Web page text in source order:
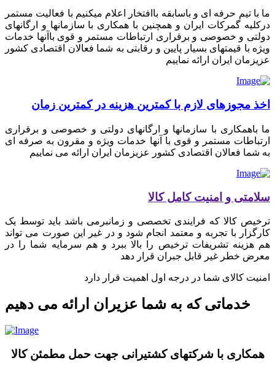
ما با تیم حرفه ای و باسابقه باافتخار اعلام میکنیم با فعالیت مستمر
درکلیه گمرکات ایران و همچنین با همکاری با سازمانها و ارگانهای
دولتی و خصوصی و برقراری ارتباطات مستمر و قوی باآنها خدمات
ویژه با قیمتهای بسیار پایین و رقابتی به شما فعالان اقتصادی کشور
عزیزمان ایران ارائه نماییم
اخذ مجوزهای لازم با کمترین هزینه در کمترین زمان
ما باهمکاری با سازمانها و ارگانهای دولتی و خصوصی و برقراری
ارتباطات مستمر و قوی با آنها خدمات ویژه و مقرون به صرفه ای
به شما فعالان اقتصادی کشور عزیزمان ایران ارائه می نماییم
سلامتی و امنیت کامل کالا
ترخیص کالا که فرایندی تخصصی و زمانبرمی باشد باید توسط یک
کارگزار با تجربه و معتمد انجام شود و در غیر این صورت می تواند
هم هزینه تشریفات ترخیص را بالا ببرد و هم سرمایه شما را در
معرض خطر غیر قابل جبران قرار دهد
امنیت کالای شما در درجه اول اهمیت قرار دارد
خدماتی که به شما عزیران ارائه می دهیم
همکاری با شرکتهای کشتیرانی جهت حمل مطمئن کالا